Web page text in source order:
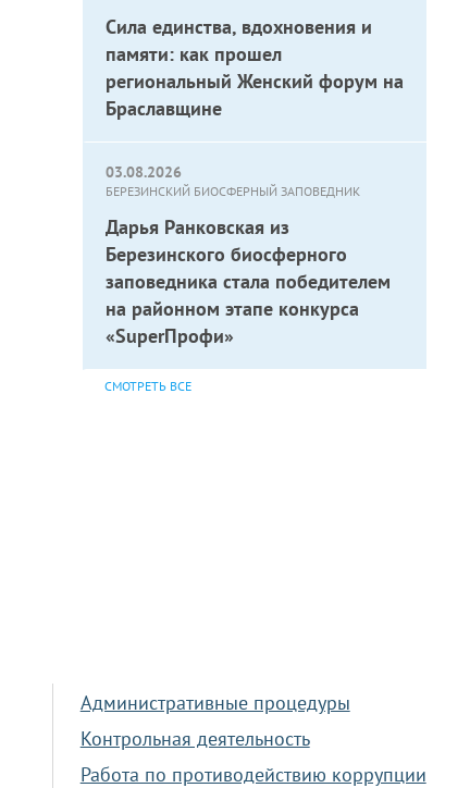
Сила единства, вдохновения и
памяти: как прошел
региональный Женский форум на
Браславщине
03.08.2026
БЕРЕЗИНСКИЙ БИОСФЕРНЫЙ ЗАПОВЕДНИК
Дарья Ранковская из
Березинского биосферного
заповедника стала победителем
на районном этапе конкурса
«SuperПрофи»
СМОТРЕТЬ ВСЕ
Административные процедуры
Контрольная деятельность
Работа по противодействию коррупции